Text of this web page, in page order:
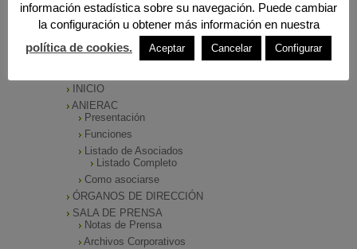
INICIO
ANIERAC
Presentación
Funciones
Listado de Asociados
Listado Completo
Como asociarse
ÓRGANOS DE DIRECCIÓN
SALA DE PRENSA
Notas de Prensa
Archivos Corporativos
información estadística sobre su navegación. Puede cambiar
la configuración u obtener más información en nuestra
política de cookies.
Aceptar Cancelar Configurar